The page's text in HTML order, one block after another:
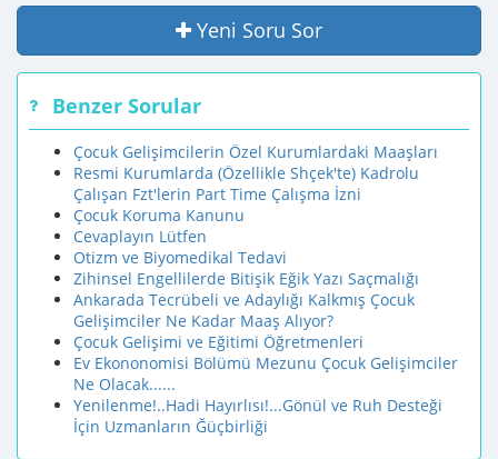
Yeni Soru Sor
Benzer Sorular
Çocuk Gelişimcilerin Özel Kurumlardaki Maaşları
Resmi Kurumlarda (Özellikle Shçek'te) Kadrolu
Çalışan Fzt'lerin Part Time Çalışma İzni
Çocuk Koruma Kanunu
Cevaplayın Lütfen
Otizm ve Biyomedikal Tedavi
Zihinsel Engellilerde Bitişik Eğik Yazı Saçmalığı
Ankarada Tecrübeli ve Adaylığı Kalkmış Çocuk
Gelişimciler Ne Kadar Maaş Alıyor?
Çocuk Gelişimi ve Eğitimi Öğretmenleri
Ev Ekononomisi Bölümü Mezunu Çocuk Gelişimciler
Ne Olacak......
Yenilenme!..Hadi Hayırlısı!...Gönül ve Ruh Desteği
İçin Uzmanların Ğüçbirliği